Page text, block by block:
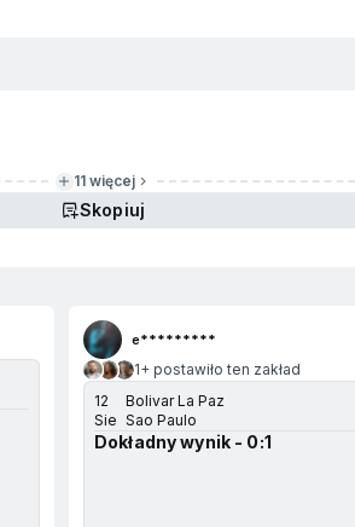
11 więcej
Skopiuj
e*********
1+ postawiło ten zakład
12
Sie
Bolivar La Paz
Sao Paulo
Dokładny wynik - 0:1